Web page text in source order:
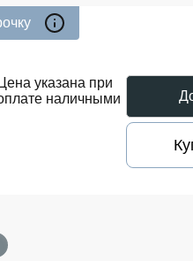
Цена указана при
наличными